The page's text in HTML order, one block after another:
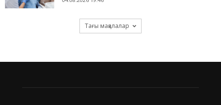
Тағы мақалалар